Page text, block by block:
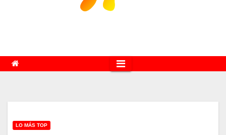
LO MÁS TOP